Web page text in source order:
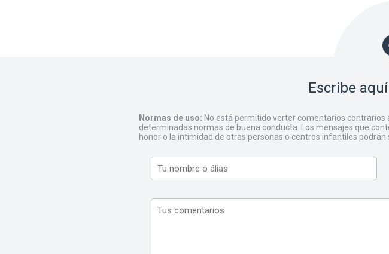
Escribe
Normas de uso: No está permitido verter comentarios contrarios
determinadas normas de buena conducta. Los mensajes que
honor o la intimidad de otras personas o centros infantiles podrán